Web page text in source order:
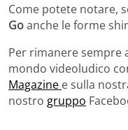
Come potete notare,
Goanche le forme
Per rimanere sempre
mondo videoludico
Magazine e sulla
nostro gruppo